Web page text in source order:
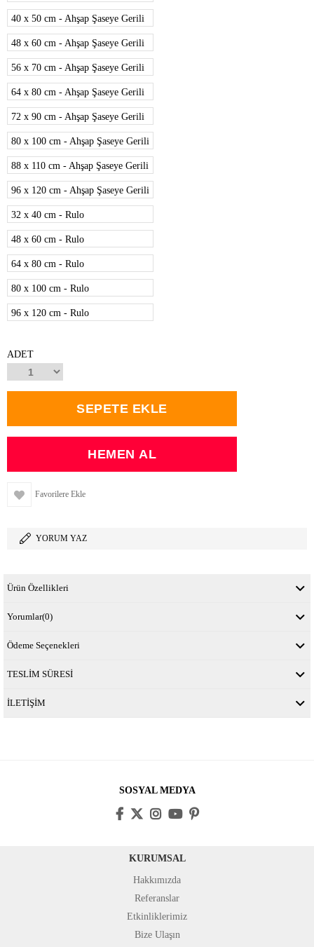
40 x 50 cm - Ahşap Şaseye Gerili
48 x 60 cm - Ahşap Şaseye Gerili
56 x 70 cm - Ahşap Şaseye Gerili
64 x 80 cm - Ahşap Şaseye Gerili
72 x 90 cm - Ahşap Şaseye Gerili
80 x 100 cm - Ahşap Şaseye Gerili
88 x 110 cm - Ahşap Şaseye Gerili
96 x 120 cm - Ahşap Şaseye Gerili
32 x 40 cm - Rulo
48 x 60 cm - Rulo
64 x 80 cm - Rulo
80 x 100 cm - Rulo
96 x 120 cm - Rulo
ADET
Favorilere Ekle
YORUM YAZ
Ürün Özellikleri
Yorumlar(0)
Ödeme Seçenekleri
TESLİM SÜRESİ
İLETİŞİM
SOSYAL MEDYA
KURUMSAL
Hakkımızda
Referanslar
Etkinliklerimiz
Bize Ulaşın